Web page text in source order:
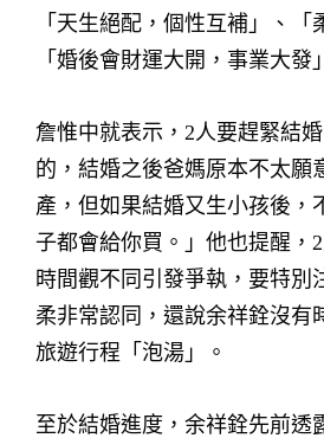
「天生絕配，個性互補」、「
「婚後會財運大開，事業大發
詹惟中就表示，2人要趕緊結
的，結婚之後爸媽原本不太願
產，但如果結婚又生小孩後，
子都會給你買。」他也提醒，
時間觀不同引發爭執，要特別
柔非常認同，還說余祥銓沒有
旅遊行程「泡湯」。
至於結婚進度，余祥銓先前透